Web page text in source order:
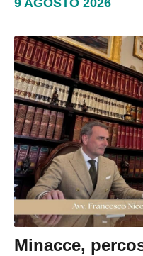
9 AGOSTO 2026
Minacce,